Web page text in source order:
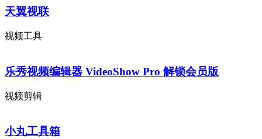
天翼视联
视频工具
乐秀视频编辑器 VideoShow Pro 解锁会员版
视频剪辑
小丸工具箱